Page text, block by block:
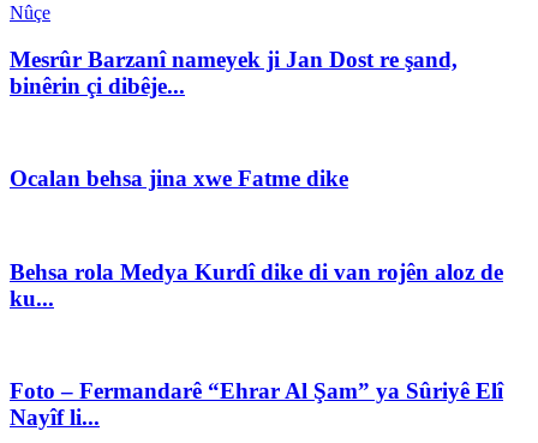
Nûçe
Mesrûr Barzanî nameyek ji Jan Dost re şand,
binêrin çi dibêje...
Ocalan behsa jina xwe Fatme dike
Behsa rola Medya Kurdî dike di van rojên aloz de
ku...
Foto – Fermandarê “Ehrar Al Şam” ya Sûriyê Elî
Nayîf li...